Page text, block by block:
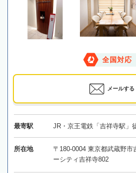
全国対応
メールする
最寄駅 JR・京王電鉄「吉祥寺駅」
所在地
〒180-0004 東京都武蔵野
ーシティ吉祥寺802